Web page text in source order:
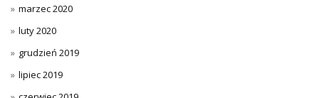
marzec 2020
luty 2020
grudzień 2019
lipiec 2019